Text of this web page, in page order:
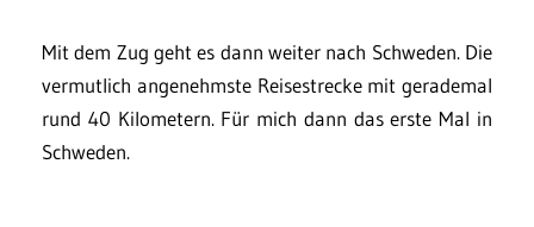
Mit dem Zug geht es dann weiter nach Schweden. Die
vermutlich angenehmste Reisestrecke mit gerademal
rund 40 Kilometern. Für mich dann das erste Mal in
Schweden.